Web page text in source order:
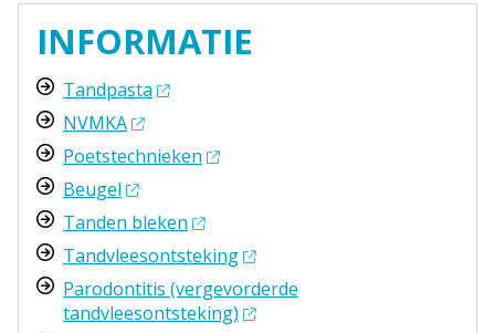
INFORMATIE
Tandpasta
NVMKA
Poetstechnieken
Beugel
Tanden bleken
Tandvleesontsteking
Parodontitis (vergevorderde
tandvleesontsteking)